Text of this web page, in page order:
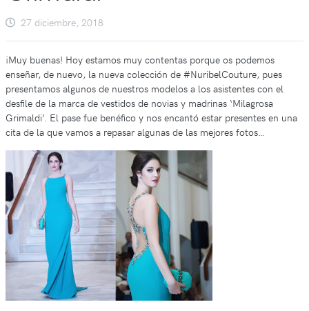
27 diciembre, 2018
¡Muy buenas! Hoy estamos muy contentas porque os podemos
enseñar, de nuevo, la nueva colección de #NuribelCouture, pues
presentamos algunos de nuestros modelos a los asistentes con el
desfile de la marca de vestidos de novias y madrinas ‘Milagrosa
Grimaldi’. El pase fue benéfico y nos encantó estar presentes en una
cita de la que vamos a repasar algunas de las mejores fotos…